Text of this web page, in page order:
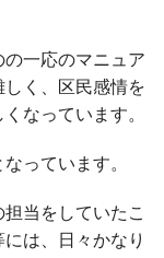
一応のマニュア
く、区民感情を
なっています。
っています。
当をしていたこ
は、日々かなり